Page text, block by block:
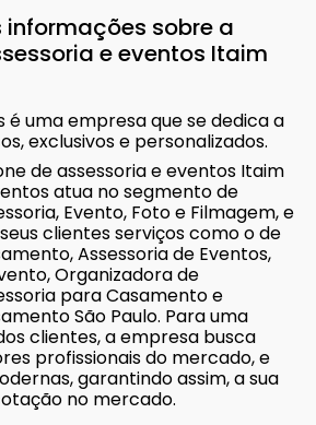
sobre a
e eventos Itaim
é uma empresa que se dedica a
exclusivos e personalizados.
de assessoria e eventos Itaim
atua no segmento de
Evento, Foto e Filmagem, e
clientes serviços como o de
Assessoria de Eventos,
Organizadora de
para Casamento e
São Paulo. Para uma
clientes, a empresa busca
profissionais do mercado, e
garantindo assim, a sua
no mercado.